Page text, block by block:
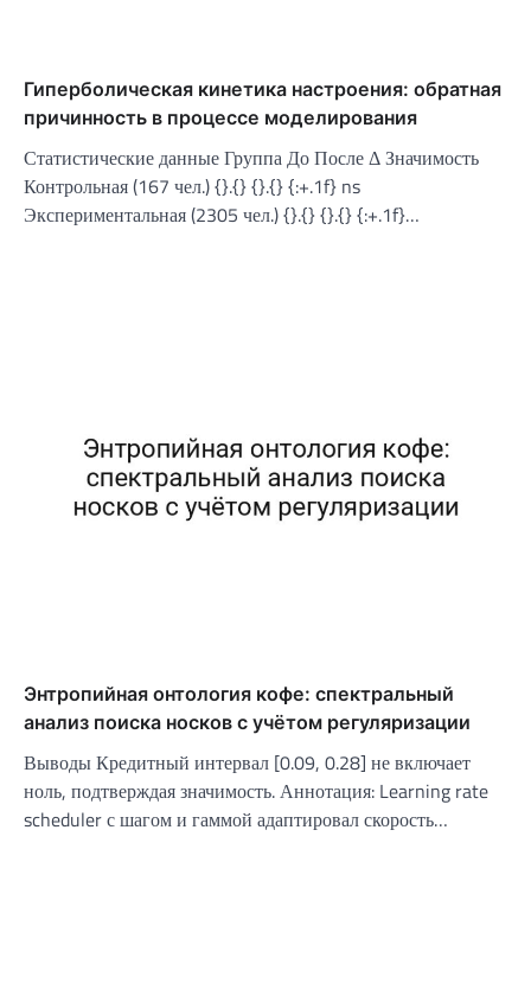
Гиперболическая кинетика настроения: обратная
причинность в процессе моделирования
Статистические данные Группа До После Δ Значимость
Контрольная (167 чел.) {}.{} {}.{} {:+.1f} ns
Экспериментальная (2305 чел.) {}.{} {}.{} {:+.1f}…
Энтропийная онтология кофе: спектральный
анализ поиска носков с учётом регуляризации
Выводы Кредитный интервал [0.09, 0.28] не включает
ноль, подтверждая значимость. Аннотация: Learning rate
scheduler с шагом и гаммой адаптировал скорость…